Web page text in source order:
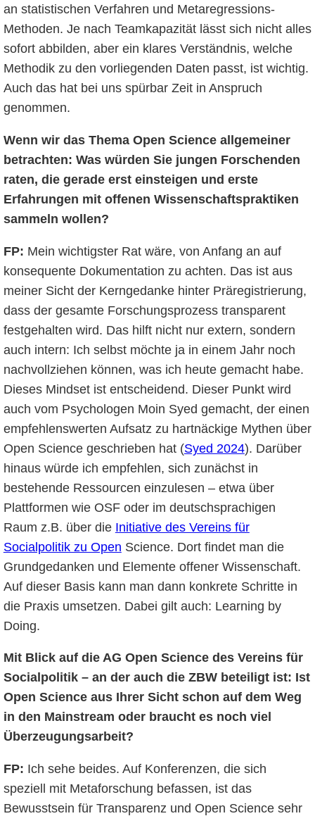
an statistischen Verfahren und Metaregressions-
Methoden. Je nach Teamkapazität lässt sich nicht alles
sofort abbilden, aber ein klares Verständnis, welche
Methodik zu den vorliegenden Daten passt, ist wichtig.
Auch das hat bei uns spürbar Zeit in Anspruch
genommen.
Wenn wir das Thema Open Science allgemeiner
betrachten: Was würden Sie jungen Forschenden
raten, die gerade erst einsteigen und erste
Erfahrungen mit offenen Wissenschaftspraktiken
sammeln wollen?
FP: Mein wichtigster Rat wäre, von Anfang an auf
konsequente Dokumentation zu achten. Das ist aus
meiner Sicht der Kerngedanke hinter Präregistrierung,
dass der gesamte Forschungsprozess transparent
festgehalten wird. Das hilft nicht nur extern, sondern
auch intern: Ich selbst möchte ja in einem Jahr noch
nachvollziehen können, was ich heute gemacht habe.
Dieses Mindset ist entscheidend. Dieser Punkt wird
auch vom Psychologen Moin Syed gemacht, der einen
empfehlenswerten Aufsatz zu hartnäckige Mythen über
Open Science geschrieben hat (Syed 2024). Darüber
hinaus würde ich empfehlen, sich zunächst in
bestehende Ressourcen einzulesen – etwa über
Plattformen wie OSF oder im deutschsprachigen
Raum z.B. über die Initiative des Vereins für
Socialpolitik zu Open Science. Dort findet man die
Grundgedanken und Elemente offener Wissenschaft.
Auf dieser Basis kann man dann konkrete Schritte in
die Praxis umsetzen. Dabei gilt auch: Learning by
Doing.
Mit Blick auf die AG Open Science des Vereins für
Socialpolitik – an der auch die ZBW beteiligt ist: Ist
Open Science aus Ihrer Sicht schon auf dem Weg
in den Mainstream oder braucht es noch viel
Überzeugungsarbeit?
FP: Ich sehe beides. Auf Konferenzen, die sich
speziell mit Metaforschung befassen, ist das
Bewusstsein für Transparenz und Open Science sehr